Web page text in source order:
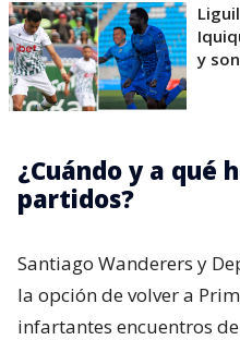
y
¿Cuándo y a qué
partidos?
Santiago Wanderers y
la opción de volver a
infartantes encuentros